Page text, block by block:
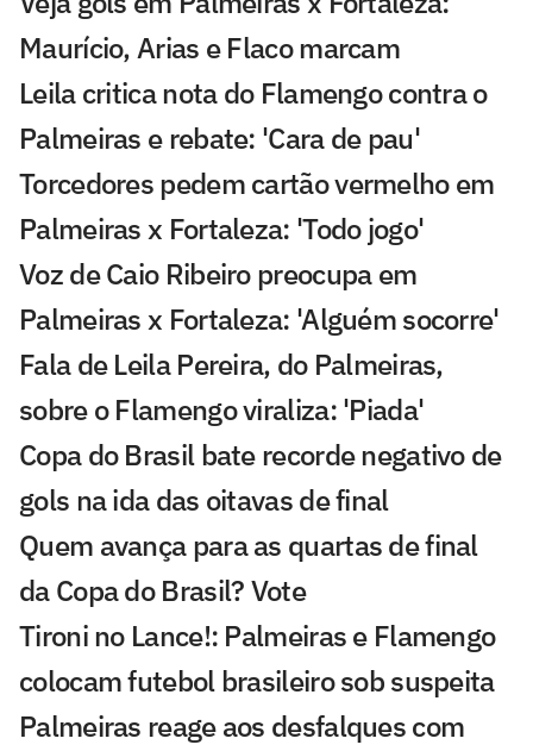
Maurício, Arias e Flaco marcam
Leila critica nota do Flamengo contra o
Palmeiras e rebate: 'Cara de pau'
Torcedores pedem cartão vermelho em
Palmeiras x Fortaleza: 'Todo jogo'
Voz de Caio Ribeiro preocupa em
Palmeiras x Fortaleza: 'Alguém socorre'
Fala de Leila Pereira, do Palmeiras,
sobre o Flamengo viraliza: 'Piada'
Copa do Brasil bate recorde negativo de
gols na ida das oitavas de final
Quem avança para as quartas de final
da Copa do Brasil? Vote
Tironi no Lance!: Palmeiras e Flamengo
colocam futebol brasileiro sob suspeita
Palmeiras reage aos desfalques com